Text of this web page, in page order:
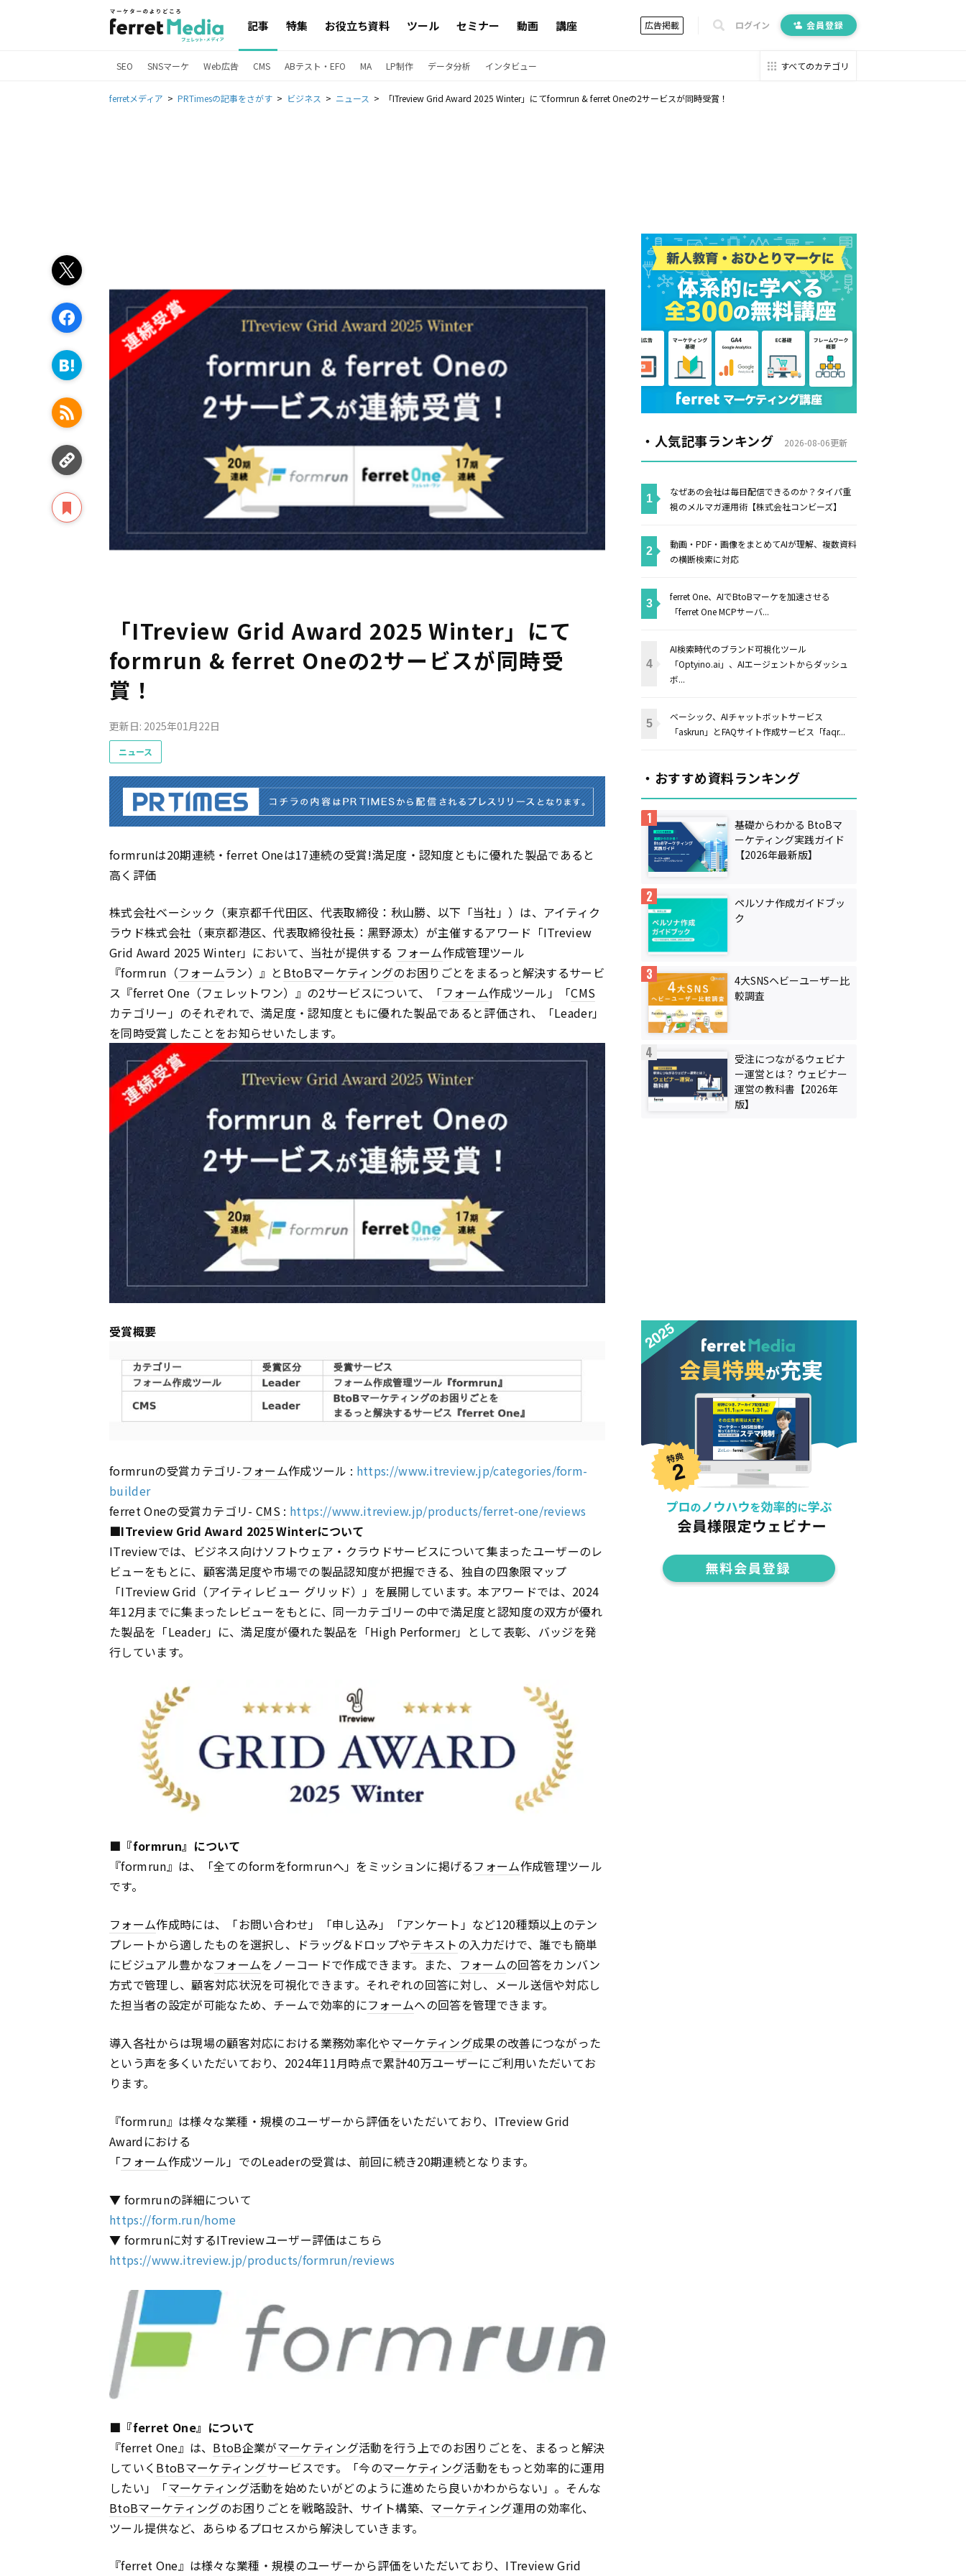
記事 特集 お役立ち資料 ツール セミナー 動画 講座 広告掲載 ログイン 会員登録
SEO SNSマーケ Web広告 CMS ABテスト・EFO MA LP制作 データ分析 インタビュー すべてのカテゴリ
ferretメディア PRTimesの記事をさがす ビジネス ニュース 「ITreview Grid Award 2025 Winter」にてformrun & ferret Oneの2サービスが同時受賞！
「ITreview Grid Award 2025 Winter」にて
formrun & ferret Oneの2サービスが同時受
賞！
更新日: 2025年01月22日
ニュース
formrunは20期連続・ferret Oneは17連続の受賞!満足度・認知度ともに優れた製品であると
高く評価
株式会社ベーシック（東京都千代田区、代表取締役：秋山勝、以下「当社」）は、アイティク
ラウド株式会社（東京都港区、代表取締役社長：⿊野源太）が主催するアワード「ITreview
Grid Award 2025 Winter」において、当社が提供する フォーム作成管理ツール
『formrun（フォームラン）』と BtoBマーケティングのお困りごとをまるっと解決するサービ
ス『ferret One（フェレットワン）』の2サービスについて、「フォーム作成ツール」「CMS
カテゴリー」のそれぞれで、満足度・認知度ともに優れた製品であると評価され、「Leader」
を同時受賞したことをお知らせいたします。
受賞概要
formrunの受賞カテゴリ-フォーム作成ツール : https://www.itreview.jp/categories/form-
builder
ferret Oneの受賞カテゴリ-CMS : https://www.itreview.jp/products/ferret-one/reviews
■ITreview Grid Award 2025 Winterについて
ITreviewでは、ビジネス向けソフトウェア・クラウドサービスについて集まったユーザーのレ
ビューをもとに、顧客満足度や市場での製品認知度が把握できる、独自の四象限マップ
「ITreview Grid（アイティレビュー グリッド）」を展開しています。本アワードでは、2024
年12月までに集まったレビューをもとに、同一カテゴリーの中で満足度と認知度の双方が優れ
た製品を「Leader」に、満足度が優れた製品を「High Performer」として表彰、バッジを発
行しています。
■『formrun』について
『formrun』は、「全てのformをformrunへ」をミッションに掲げるフォーム作成管理ツール
です。
フォーム作成時には、「お問い合わせ」「申し込み」「アンケート」など120種類以上のテン
プレートから適したものを選択し、ドラッグ&ドロップやテキストの入力だけで、誰でも簡単
にビジュアル豊かなフォームをノーコードで作成できます。また、 フォームの回答をカンバン
方式で管理し、顧客対応状況を可視化できます。それぞれの回答に対し、メール送信や対応し
た担当者の設定が可能なため、チームで効率的にフォームへの回答を管理できます。
導入各社からは現場の顧客対応における業務効率化やマーケティング成果の改善につながった
という声を多くいただいており、2024年11月時点で累計40万ユーザーにご利用いただいてお
ります。
『formrun』は様々な業種・規模のユーザーから評価をいただいており、ITreview Grid
Awardにおける
「フォーム作成ツール」でのLeaderの受賞は、前回に続き20期連続となります。
▼ formrunの詳細について
https://form.run/home
▼ formrunに対するITreviewユーザー評価はこちら
https://www.itreview.jp/products/formrun/reviews
■『ferret One』について
『ferret One』は、 BtoB企業がマーケティング活動を行う上でのお困りごとを、まるっと解決
していく BtoBマーケティングサービスです。「今のマーケティング活動をもっと効率的に運用
したい」「マーケティング活動を始めたいがどのように進めたら良いかわからない」。そんな
BtoBマーケティングのお困りごとを戦略設計、サイト構築、 マーケティング運用の効率化、
ツール提供など、あらゆるプロセスから解決していきます。
『ferret One』は様々な業種・規模のユーザーから評価をいただいており、ITreview Grid
・人気記事ランキング 2026-08-06更新
なぜあの会社は毎日配信できるのか？タイパ重
視のメルマガ運用術【株式会社コンビーズ】
動画・PDF・画像をまとめてAIが理解、複数資料
の横断検索に対応
ferret One、AIでBtoBマーケを加速させる
「ferret One MCPサーバ...
AI検索時代のブランド可視化ツール
「Optyino.ai」、AIエージェントからダッシュ
ボ...
ベーシック、AIチャットボットサービス
「askrun」とFAQサイト作成サービス「faqr...
・おすすめ資料ランキング
基礎からわかる BtoBマ
ーケティング実践ガイド
【2026年最新版】
ペルソナ作成ガイドブッ
ク
4大SNSヘビーユーザー比
較調査
受注につながるウェビナ
ー運営とは？ ウェビナー
運営の教科書【2026年
版】